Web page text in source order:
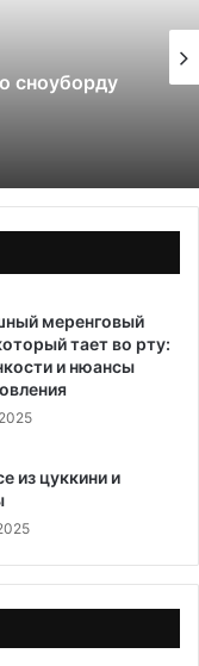
сноуборду
меренговый
тает во рту:
и нюансы
из цуккини и